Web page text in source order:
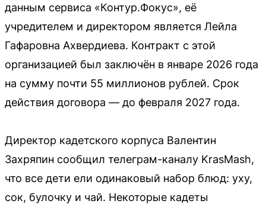
данным сервиса «Контур.Фокус», её
учредителем и директором является Лейла
Гафаровна Ахвердиева. Контракт с этой
организацией был заключён в январе 2026 года
на сумму почти 55 миллионов рублей. Срок
действия договора — до февраля 2027 года.
Директор кадетского корпуса Валентин
Захряпин сообщил телеграм-каналу KrasMash,
что все дети ели одинаковый набор блюд: уху,
сок, булочку и чай. Некоторые кадеты